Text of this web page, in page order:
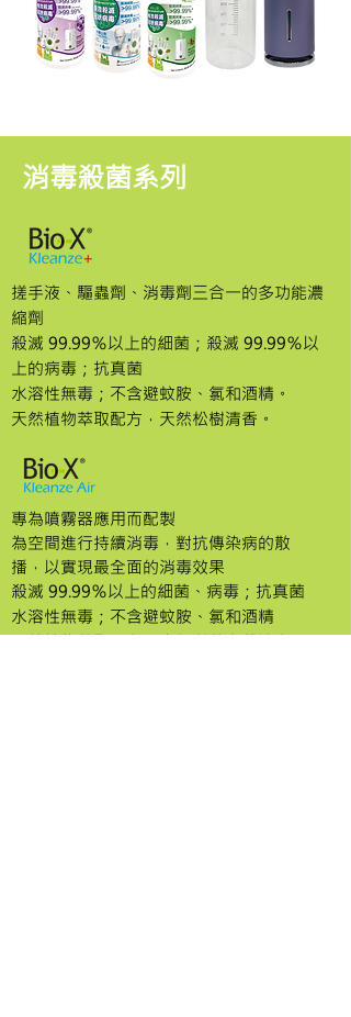
消毒殺菌系列
搓手液、驅蟲劑、消毒劑三合一的多功能濃
縮劑
殺滅 99.99％以上的細菌；殺滅 99.99％以
上的病毒；抗真菌
水溶性無毒；不含避蚊胺、氯和酒精。
天然植物萃取配方，天然松樹清香。
專為噴霧器應用而配製
為空間進行持續消毒，對抗傳染病的散
播，以實現最全面的消毒效果
殺滅 99.99％以上的細菌、病毒；抗真菌
水溶性無毒；不含避蚊胺、氯和酒精
天然植物萃取配方，有優質薰衣草油和天